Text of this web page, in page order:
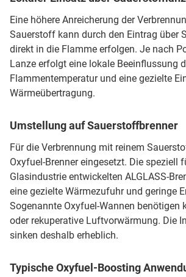
Eine höhere Anreicherung der
Sauerstoff kann durch den Eintrag über
direkt in die Flamme erfolgen. Je nach
Lanze erfolgt eine lokale Beeinflussung
Flammentemperatur und eine gezielte
Wärmeübertragung.
Umstellung auf Sauerstoffbrenner
Für die Verbrennung mit reinem
Oxyfuel-Brenner eingesetzt. Die speziell
Glasindustrie entwickelten ALGLASS-
eine gezielte Wärmezufuhr und geringe
Sogenannte Oxyfuel-Wannen benötigen
oder rekuperative Luftvorwärmung. Die
sinken deshalb erheblich.
Typische Oxyfuel-Boosting